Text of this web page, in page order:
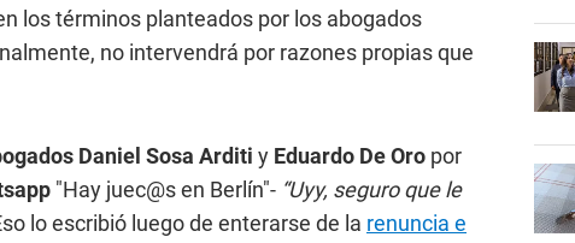
los términos planteados por los abogados
no intervendrá por razones propias que
Daniel Sosa Arditi y Eduardo De Oro por
"Hay juec@s en Berlín"- “Uyy, seguro que le
lo escribió luego de enterarse de la renuncia e